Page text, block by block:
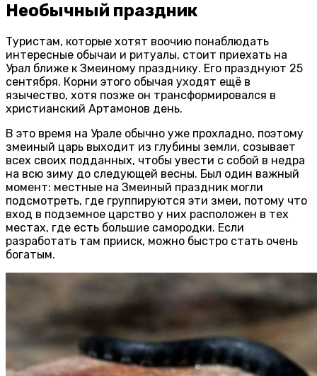
Необычный праздник
Туристам, которые хотят воочию понаблюдать
интересные обычаи и ритуалы, стоит приехать на
Урал ближе к Змеиному празднику. Его празднуют 25
сентября. Корни этого обычая уходят ещё в
язычество, хотя позже он трансформировался в
христианский Артамонов день.
В это время на Урале обычно уже прохладно, поэтому
змеиный царь выходит из глубины земли, созывает
всех своих подданных, чтобы увести с собой в недра
на всю зиму до следующей весны. Был один важный
момент: местные на Змеиный праздник могли
подсмотреть, где группируются эти змеи, потому что
вход в подземное царство у них расположен в тех
местах, где есть большие самородки. Если
разработать там прииск, можно быстро стать очень
богатым.